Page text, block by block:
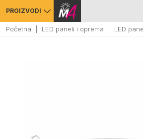
PROIZVODI
Početna LED paneli i oprema LED